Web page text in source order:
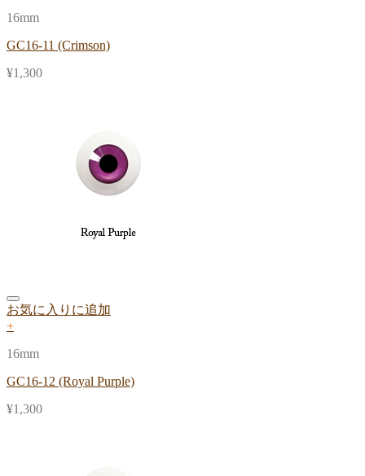
16mm
GC16-11 (Crimson)
¥1,300
お気に入りに追加
+
16mm
GC16-12 (Royal Purple)
¥1,300